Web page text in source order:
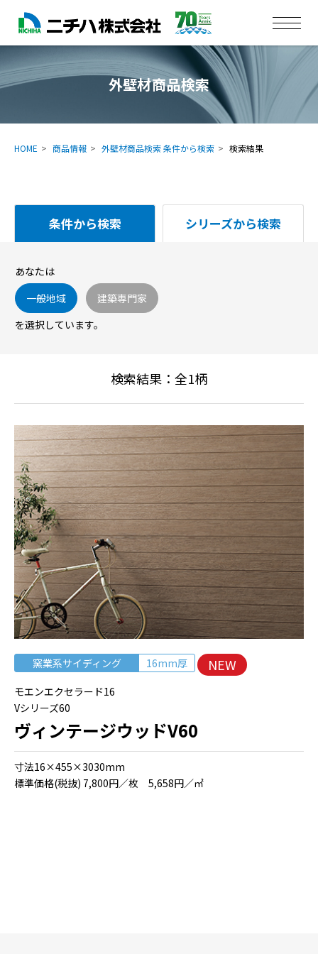
外壁材商品検索
HOME 商品情報 外壁材商品検索 条件から検索 検索結果
条件から検索 シリーズから検索
あなたは
一般地域
建築専門家
を選択しています。
検索結果：全1柄
窯業系サイディング 16mm厚 NEW
モエンエクセラード16
Vシリーズ60
ヴィンテージウッドV60
⼨法16×455×3030mm
標準価格(税抜) 7,800円／枚 5,658円／㎡